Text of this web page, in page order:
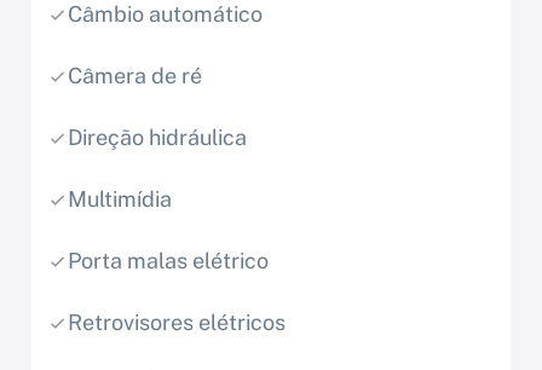
Câmbio automático
Câmera de ré
Direção hidráulica
Multimídia
Porta malas elétrico
Retrovisores elétricos